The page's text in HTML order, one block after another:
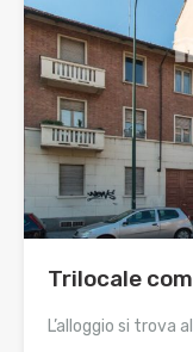
Trilocale
L’alloggio si trova